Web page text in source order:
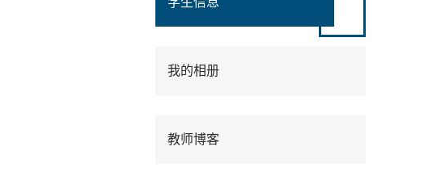
我的相册
教师博客